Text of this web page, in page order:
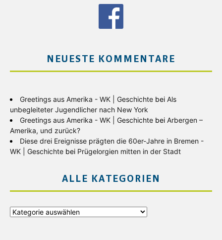
NEUESTE KOMMENTARE
Greetings aus Amerika - WK | Geschichte bei Als
unbegleiteter Jugendlicher nach New York
Greetings aus Amerika - WK | Geschichte bei Arbergen –
Amerika, und zurück?
Diese drei Ereignisse prägten die 60er-Jahre in Bremen -
WK | Geschichte bei Prügelorgien mitten in der Stadt
ALLE KATEGORIEN
Alle